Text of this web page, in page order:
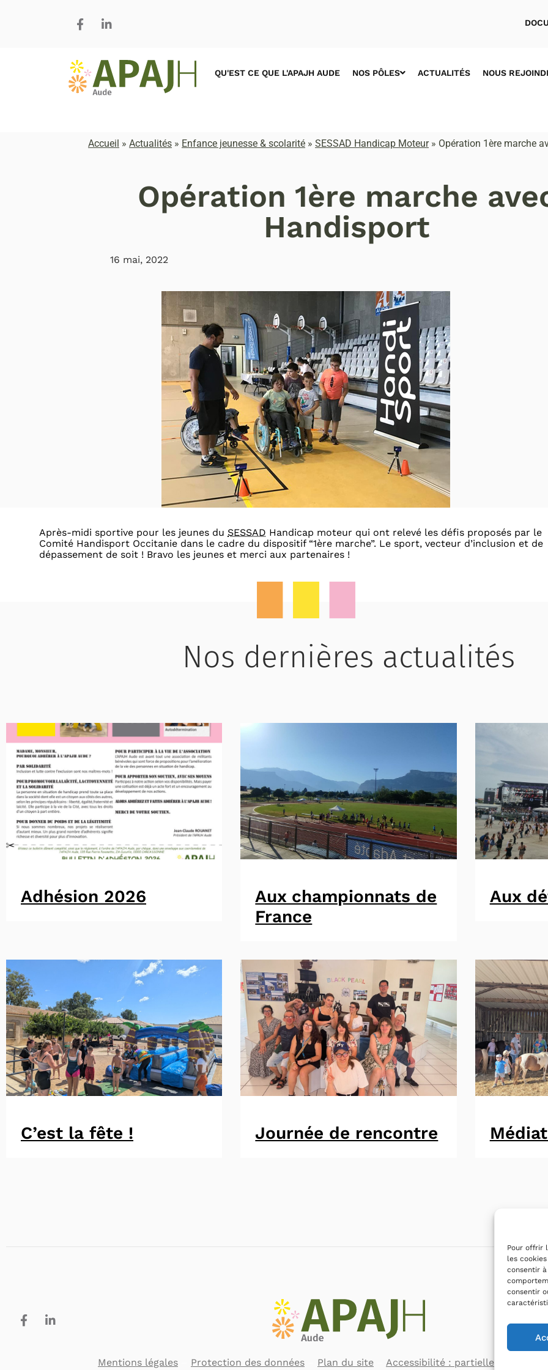
Pour offrir
les
consentir
consentir
QU'EST CE QUE L'APAJH AUDE NOS PÔLES ACTUALITÉS NOUS
Accueil » Actualités » Enfance jeunesse & scolarité » SESSAD Handicap Moteur» Opération 1ère marche
Opération 1ère marche
Handisport
16 mai, 2022
Après-midi sportive pour les jeunes du SESSAD Handicap moteur qui ont relevé les défis proposés par le
Comité Handisport Occitanie dans le cadre du dispositif “1ère marche”. Le sport, vecteur d’inclusion et de
dépassement de soit ! Bravo les jeunes et merci aux partenaires !
Nos dernières actualités
Adhésion 2026
Aux championnats de
France
Aux
C’est la fête ! Journée de rencontre
Mentions légales Protection des données Plan du site Accessibilité : partiellement